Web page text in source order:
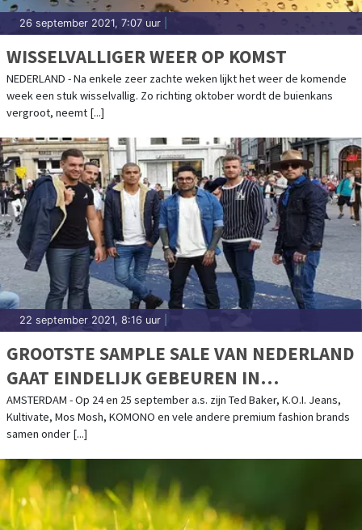
26 september 2021, 7:07 uur
WISSELVALLIGER WEER OP KOMST
NEDERLAND - Na enkele zeer zachte weken lijkt het weer de komende
week een stuk wisselvallig. Zo richting oktober wordt de buienkans
vergroot, neemt [...]
22 september 2021, 8:16 uur
GROOTSTE SAMPLE SALE VAN NEDERLAND
GAAT EINDELIJK GEBEUREN IN
KROMHOUTHAL AMSTERDAM-NOORD!
AMSTERDAM - Op 24 en 25 september a.s. zijn Ted Baker, K.O.I. Jeans,
Kultivate, Mos Mosh, KOMONO en vele andere premium fashion brands
samen onder [...]